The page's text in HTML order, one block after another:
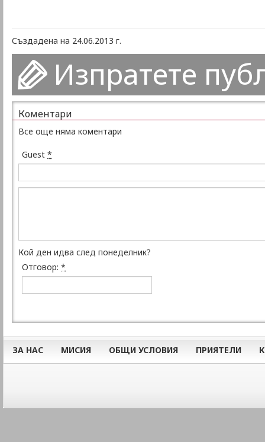
Създадена на 24.06.2013 г.
Изпратете
Коментари
Все още няма коментари
Guest *
Кой ден идва след понеделник?
Отговор: *
ЗА НАС МИСИЯ ОБЩИ УСЛОВИЯ ПРИЯТЕЛИ